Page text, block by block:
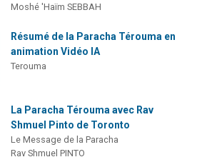
Moshé 'Haïm SEBBAH
Résumé de la Paracha Térouma en
animation Vidéo IA
Terouma
La Paracha Térouma avec Rav
Shmuel Pinto de Toronto
Le Message de la Paracha
Rav Shmuel PINTO